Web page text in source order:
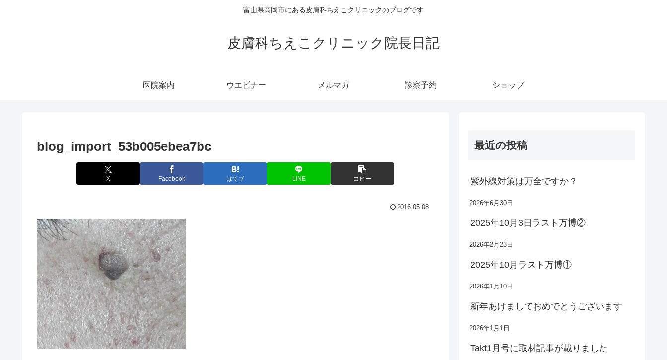
富山県高岡市にある皮膚科ちえこクリニックのブログです
皮膚科ちえこクリニック院長日記
医院案内 ウエビナー メルマガ 診察予約 ショップ
blog_import_53b005ebea7bc
X Facebook はてブ LINE コピー
2016.05.08
最近の投稿
紫外線対策は万全ですか？
2026年6月30日
2025年10月3日ラスト万博②
2026年2月23日
2025年10月ラスト万博①
2026年1月10日
新年あけましておめでとうございます
2026年1月1日
Takt1月号に取材記事が載りました